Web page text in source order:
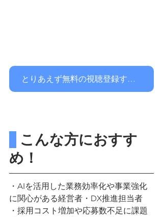
とりあえず無料の視聴登録する！
こんな方におすす
め！
・AIを活用した業務効率化や事業強化
に関心がある経営者・DX推進担当者
・採用コスト増加や応募数不足に課題